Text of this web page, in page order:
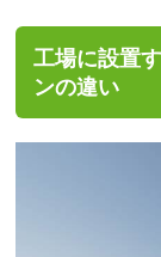
工場に設置
ンの違い